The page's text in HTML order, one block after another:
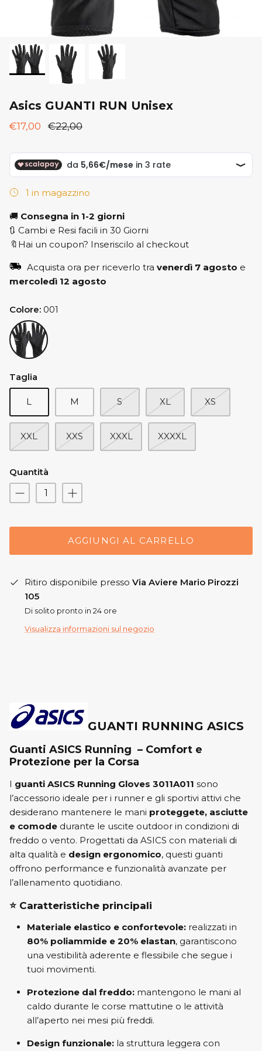
New Balance
ON
Saucony
Saucony
Asics GUANTI RUN Unisex
€17,00 €22,00
1 in magazzino
🚚 Consegna in 1-2 giorni
🔃 Cambi e Resi facili in 30 Giorni
🔖Hai un coupon? Inseriscilo al checkout
Acquista ora per riceverlo tra venerdì 7 agosto e
mercoledì 12 agosto
Colore 001
001
Taglia
L M S XL XS
XXL XXS XXXL XXXXL
Quantità
AGGIUNGI AL CARRELLO
Ritiro disponibile presso Via Aviere Mario Pirozzi
105
Di solito pronto in 24 ore
Visualizza informazioni sul negozio
GUANTI RUNNING ASICS
Guanti ASICS Running – Comfort e
Protezione per la Corsa
I guanti ASICS Running Gloves 3011A011 sono
l’accessorio ideale per i runner e gli sportivi attivi che
desiderano mantenere le mani proteggete, asciutte
e comode durante le uscite outdoor in condizioni di
freddo o vento. Progettati da ASICS con materiali di
alta qualità e design ergonomico, questi guanti
offrono performance e funzionalità avanzate per
l’allenamento quotidiano.
⭐ Caratteristiche principali
Materiale elastico e confortevole: realizzati in
80% poliammide e 20% elastan, garantiscono
una vestibilità aderente e flessibile che segue i
tuoi movimenti.
Protezione dal freddo: mantengono le mani al
caldo durante le corse mattutine o le attività
all’aperto nei mesi più freddi.
Design funzionale: la struttura leggera con